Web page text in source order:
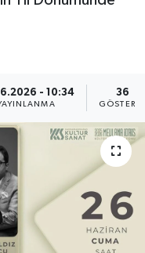
- 10:34 36